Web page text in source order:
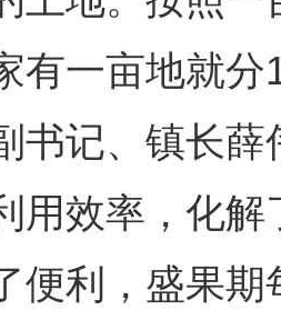
有一亩地就分
书记、镇长薛
用效率，化
便利，盛果